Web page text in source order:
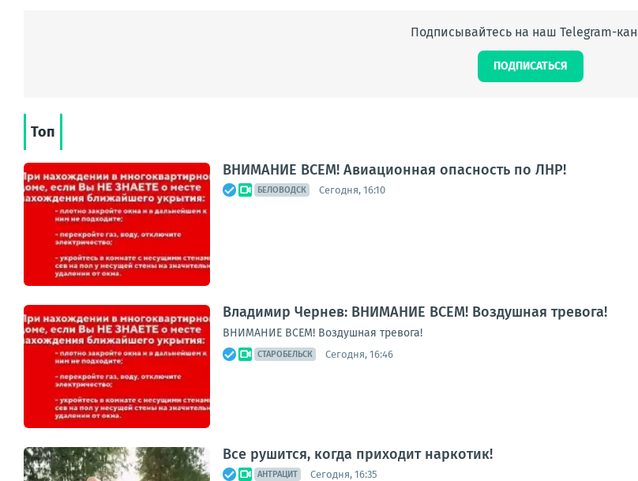
Подписывайтесь на наш Telegram-
ПОДПИСАТЬСЯ
Топ
ВНИМАНИЕ ВСЕМ! Авиационная опасность по ЛНР!
БЕЛОВОДСК Сегодня, 16:10
Владимир Чернев: ВНИМАНИЕ ВСЕМ! Воздушная тревога!
ВНИМАНИЕ ВСЕМ! Воздушная тревога!
СТАРОБЕЛЬСК Сегодня, 16:46
Все рушится, когда приходит наркотик!
АНТРАЦИТ Сегодня, 16:35